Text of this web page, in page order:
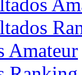
Amateur